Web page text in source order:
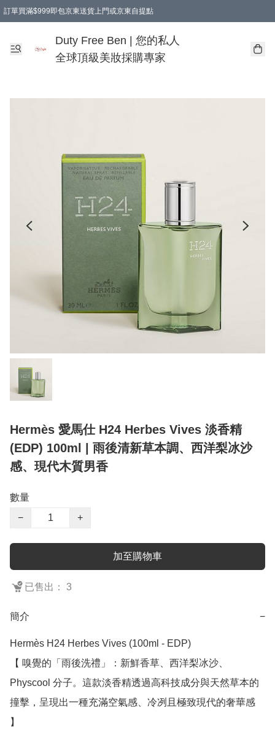
訂單買滿$999即包京東送貨上門或京東自提點
Duty Free Ben | 您的私人
全球頂級美妝採購專家
Hermès 愛馬仕 H24 Herbes Vives 淡香精
(EDP) 100ml | 雨後清新草本調、西洋梨冰沙
感、現代木質男香
數量
−
+
加至購物車
已售出： 3
簡介 −
Hermès H24 Herbes Vives (100ml - EDP)
【 嗅覺的「雨後洗禮」：新鮮香草、西洋梨冰沙、
Physcool 分子。這款淡香精透過高科技成分與天然草本的
撞擊，呈現出一種充滿空氣感、冷冽且極致現代的奢華感
】